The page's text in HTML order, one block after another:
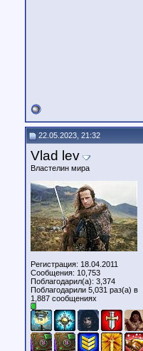
22.05.2023, 21:32
Vlad lev
Властелин мира
Регистрация: 18.04.2011
Сообщения: 10,753
Поблагодарил(а): 3,374
Поблагодарили 5,031 раз(а) в
1,887 сообщениях